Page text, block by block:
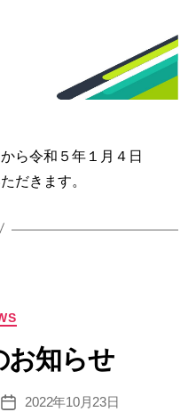
ら令和５年１月４日
だきます。
リお知らせ
投
2022年10月23日